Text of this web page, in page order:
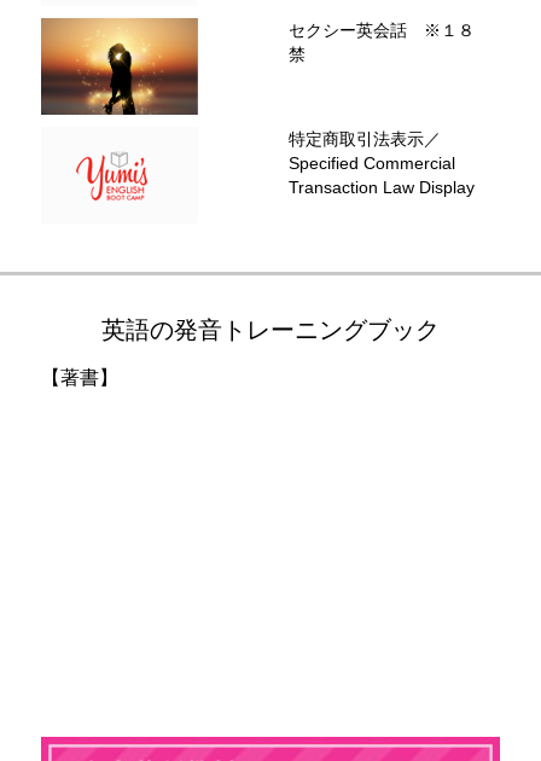
セクシー英会話 ※１８
禁
特定商取引法表示／
Specified Commercial
Transaction Law Display
英語の発音トレーニングブック
【著書】